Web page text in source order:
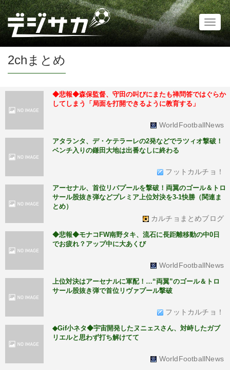
2chまとめ
◆悲報◆森保監督、守田の叫びにまたも禅問答ではぐらか
してしまう「局面を打開できるように教育する」
WorldFootballNews
アタランタ、デ・ケテラーレの2発などでラツィオ撃破！
ベンチ入りの鎌田大地は出番なしに終わる
フットカルチョ！
アーセナル、首位リバプールを撃破！両翼のゴール＆トロ
サール股抜き弾などプレミア上位対決を3-1快勝（関連ま
とめ）
カルチョまとめブログ
◆悲報◆モナコFW南野タキ、流石に長距離移動の中0日
でお疲れ？アップ中に大あくび
WorldFootballNews
上位対決はアーセナルに軍配！…“両翼”のゴール＆トロ
サール股抜き弾で首位リヴァプール撃破
フットカルチョ！
◆Gif小ネタ◆宇宙開発したヌニェスさん、対峙したガブ
リエルと思わず打ち解けてて
WorldFootballNews